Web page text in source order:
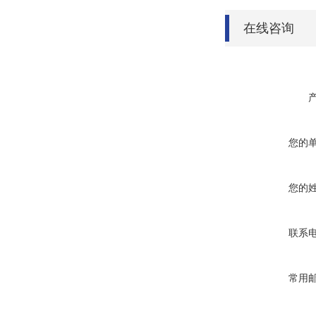
在线咨询
您的
您的
联系
常用